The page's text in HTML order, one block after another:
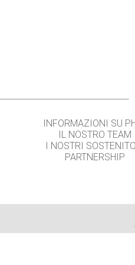
INFORMAZIONI SU
IL NOSTRO TEAM
I NOSTRI
PARTNERSHIP